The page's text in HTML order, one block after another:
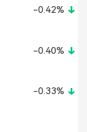
-0.42%
-0.40%
-0.33%